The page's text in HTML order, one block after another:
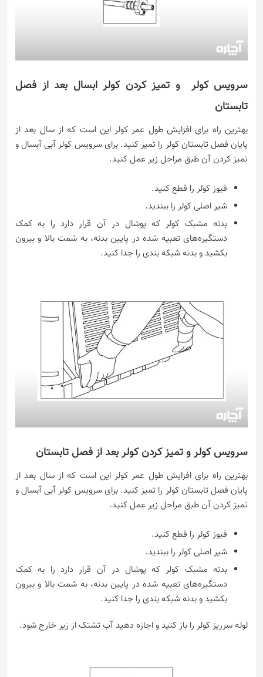
سرویس کولر و تمیز کردن کولر ابسال بعد از فصل
تابستان
بهترین راه برای افزایش طول عمر کولر این است که از سال بعد از
پایان فصل تابستان کولر را تمیز کنید. برای سرویس کولر آبی آبسال و
تمیز کردن آن طبق مراحل زیر عمل کنید.
فیوز کولر را قطع کنید.
شیر اصلی کولر را ببندید.
بدنه مشبک کولر که پوشال در آن قرار دارد را به کمک
دستگیره‌های تعبیه شده در پایین بدنه، به شمت بالا و بیرون
بکشید و بدنه شبکه بندی را جدا کنید.
سرویس کولر و تمیز کردن کولر بعد از فصل تابستان
بهترین راه برای افزایش طول عمر کولر این است که از سال بعد از
پایان فصل تابستان کولر را تمیز کنید. برای سرویس کولر آبی آبسال و
تمیز کردن آن طبق مراحل زیر عمل کنید.
فیوز کولر را قطع کنید.
شیر اصلی کولر را ببندید.
بدنه مشبک کولر که پوشال در آن قرار دارد را به کمک
دستگیره‌های تعبیه شده در پایین بدنه، به شمت بالا و بیرون
بکشید و بدنه شبکه بندی را جدا کنید.
لوله سرریز کولر را باز کنید و اجازه دهید آب تشتک از زیر خارج شود.